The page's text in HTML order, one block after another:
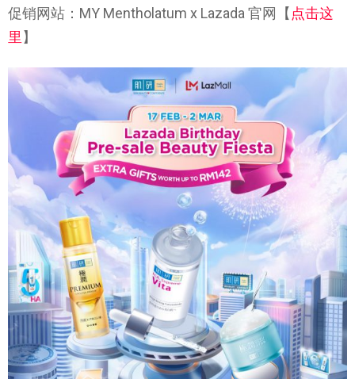
促销网站：MY Mentholatum x Lazada 官网【 点击这
里 】